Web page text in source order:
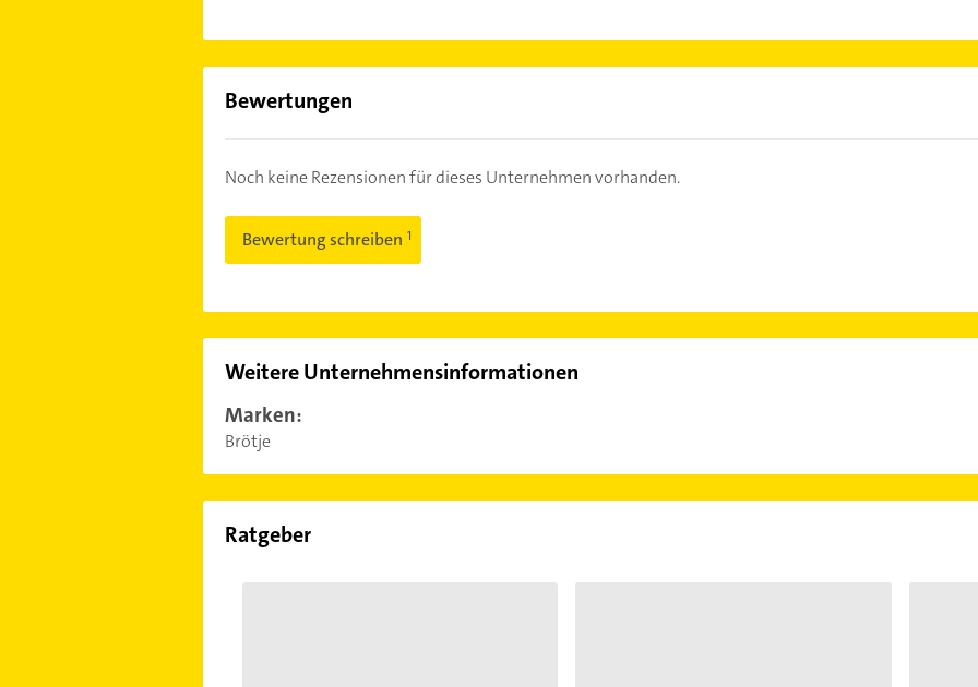
Bewertungen
Noch keine Rezensionen für dieses Unternehmen vorhanden.
Bewertung schreiben
Weitere Unternehmensinformationen
Marken:
Brötje
Ratgeber